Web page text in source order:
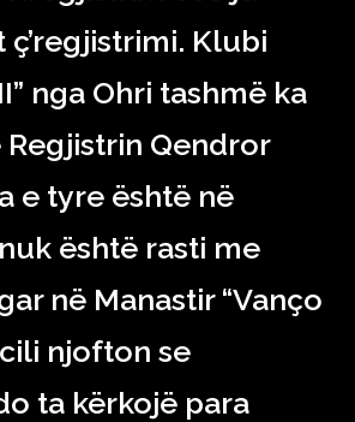
Klubi
nga Ohri tashmë ka
Qendror
e tyre është në
është rasti me
në Manastir “Vanço
njofton se
ta kërkojë para